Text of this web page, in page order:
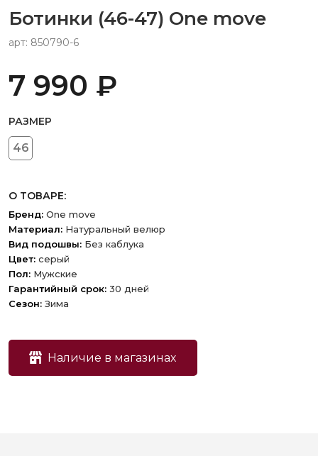
Ботинки (46-47) One move
арт: 850790-6
7 990 ₽
РАЗМЕР
46
О ТОВАРЕ:
Бренд: One move
Материал: Натуральный велюр
Вид подошвы: Без каблука
Цвет: серый
Пол: Мужские
Гарантийный срок: 30 дней
Сезон: Зима
Наличие в магазинах